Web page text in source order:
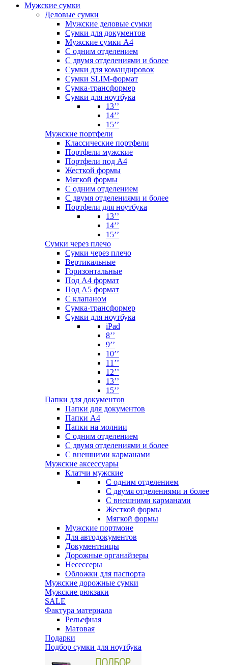
Мужские сумки
Деловые сумки
Мужские деловые сумки
Сумки для документов
Мужские сумки А4
С одним отделением
С двумя отделениями и более
Сумки для командировок
Сумки SLIM-формат
Сумка-трансформер
Сумки для ноутбука
13’’
14’’
15’’
Мужские портфели
Классические портфели
Портфели мужские
Портфели под А4
Жесткой формы
Мягкой формы
С одним отделением
С двумя отделениями и более
Портфели для ноутбука
13’’
14’’
15’’
Сумки через плечо
Сумки через плечо
Вертикальные
Горизонтальные
Под А4 формат
Под А5 формат
С клапаном
Сумка-трансформер
Сумки для ноутбука
iPad
8’’
9’’
10’’
11’’
12’’
13’’
15’’
Папки для документов
Папки для документов
Папки А4
Папки на молнии
С одним отделением
С двумя отделениями и более
С внешними карманами
Мужские аксессуары
Клатчи мужские
С одним отделением
С двумя отделениями и более
С внешними карманами
Жесткой формы
Мягкой формы
Мужские портмоне
Для автодокументов
Документницы
Дорожные органайзеры
Несессеры
Обложки для паспорта
Мужские дорожные сумки
Мужские рюкзаки
SALE
Фактура материала
Рельефная
Матовая
Подарки
Подбор сумки для ноутбука